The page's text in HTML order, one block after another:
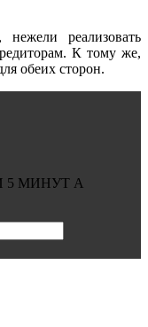
нежели реализовать
К тому же,
обеих сторон.
5 МИНУТ А